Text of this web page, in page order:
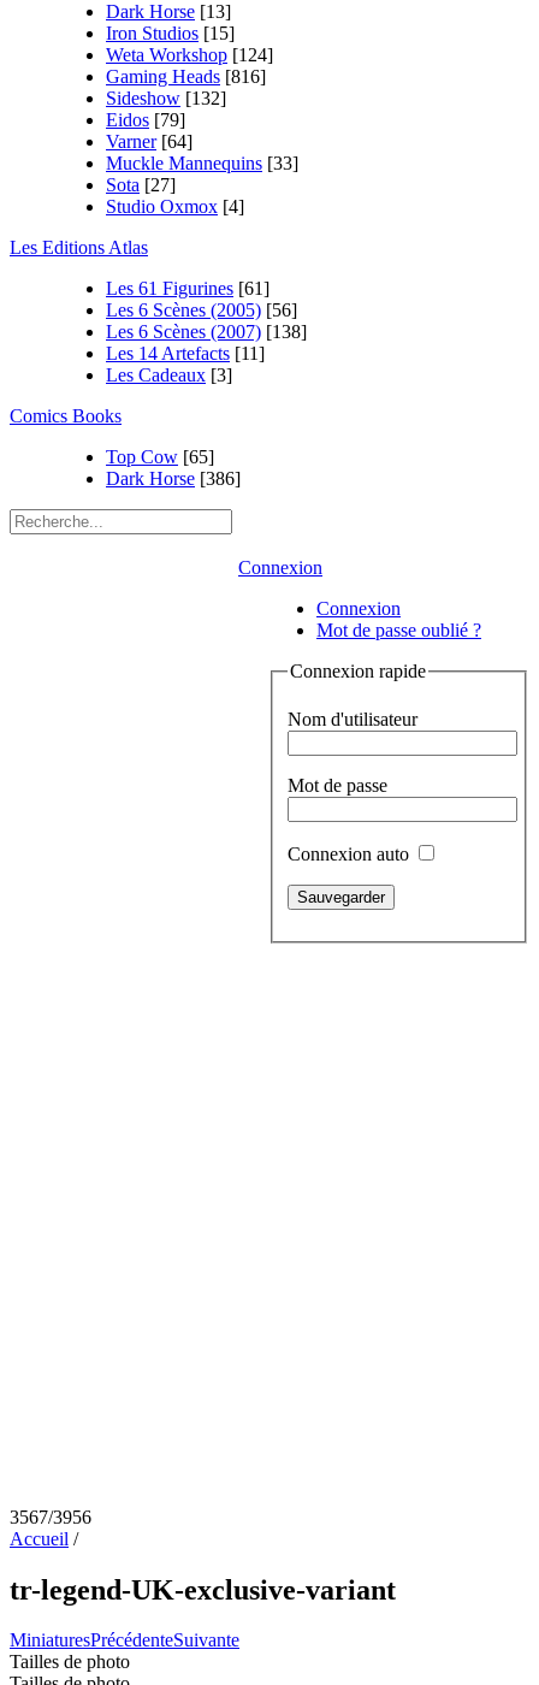
Dark Horse [13]
Iron Studios [15]
Weta Workshop [124]
Gaming Heads [816]
Sideshow [132]
Eidos [79]
Varner [64]
Muckle Mannequins [33]
Sota [27]
Studio Oxmox [4]
Les Editions Atlas
Les 61 Figurines [61]
Les 6 Scènes (2005) [56]
Les 6 Scènes (2007) [138]
Les 14 Artefacts [11]
Les Cadeaux [3]
Comics Books
Top Cow [65]
Dark Horse [386]
Connexion
Connexion
Mot de passe oublié ?
Connexion rapide
Nom d'utilisateur
Mot de passe
Connexion auto
3567/3956
Accueil /
tr-legend-UK-exclusive-variant
MiniaturesPrécédenteSuivante
Tailles de photo